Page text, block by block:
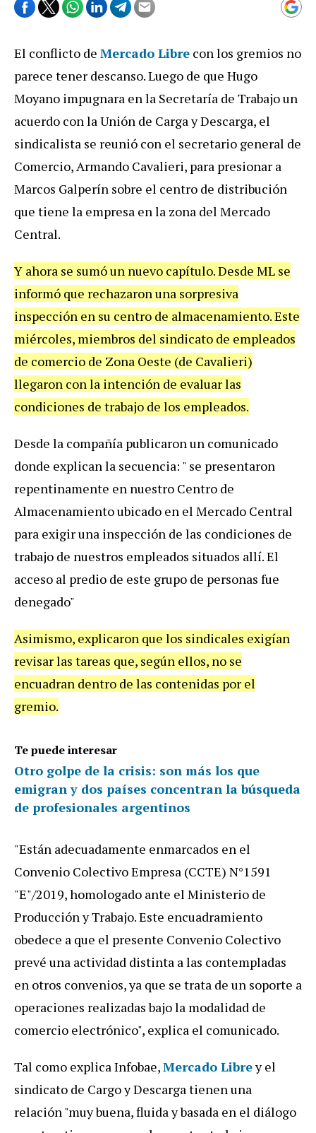
El conflicto de Mercado Libre con los gremios no
parece tener descanso. Luego de que Hugo
Moyano impugnara en la Secretaría de Trabajo un
acuerdo con la Unión de Carga y Descarga, el
sindicalista se reunió con el secretario general de
Comercio, Armando Cavalieri, para presionar a
Marcos Galperín sobre el centro de distribución
que tiene la empresa en la zona del Mercado
Central.
Y ahora se sumó un nuevo capítulo. Desde ML se
informó que rechazaron una sorpresiva
inspección en su centro de almacenamiento. Este
miércoles, miembros del sindicato de empleados
de comercio de Zona Oeste (de Cavalieri)
llegaron con la intención de evaluar las
condiciones de trabajo de los empleados.
Desde la compañía publicaron un comunicado
donde explican la secuencia: " se presentaron
repentinamente en nuestro Centro de
Almacenamiento ubicado en el Mercado Central
para exigir una inspección de las condiciones de
trabajo de nuestros empleados situados allí. El
acceso al predio de este grupo de personas fue
denegado"
Asimismo, explicaron que los sindicales exigían
revisar las tareas que, según ellos, no se
encuadran dentro de las contenidas por el
gremio.
Te puede interesar
Otro golpe de la crisis: son más los que
emigran y dos países concentran la búsqueda
de profesionales argentinos
"Están adecuadamente enmarcados en el
Convenio Colectivo Empresa (CCTE) N°1591
"E"/2019, homologado ante el Ministerio de
Producción y Trabajo. Este encuadramiento
obedece a que el presente Convenio Colectivo
prevé una actividad distinta a las contempladas
en otros convenios, ya que se trata de un soporte a
operaciones realizadas bajo la modalidad de
comercio electrónico", explica el comunicado.
Tal como explica Infobae,Mercado Librey el
sindicato de Cargo y Descarga tienen una
relación "muy buena, fluida y basada en el diálogo